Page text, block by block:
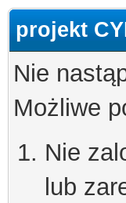
projekt
Nie
Możliwe
Nie
lub